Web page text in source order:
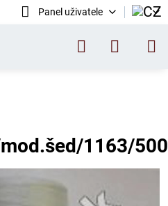
Panel uživatele
1163/